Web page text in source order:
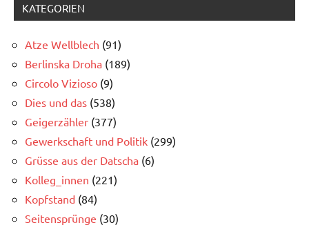
KATEGORIEN
Atze Wellblech (91)
Berlinska Droha (189)
Circolo Vizioso (9)
Dies und das (538)
Geigerzähler (377)
Gewerkschaft und Politik (299)
Grüsse aus der Datscha (6)
Kolleg_innen (221)
Kopfstand (84)
Seitensprünge (30)